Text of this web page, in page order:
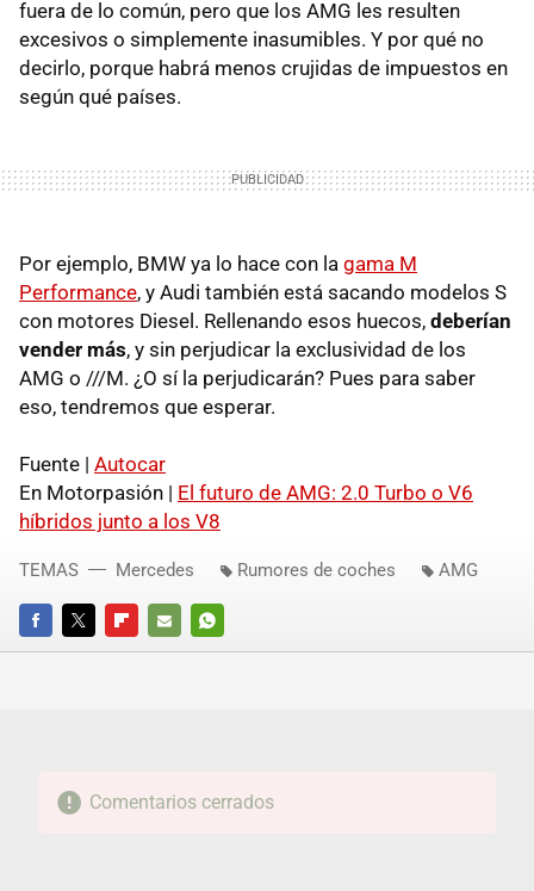
fuera de lo común, pero que los AMG les resulten
excesivos o simplemente inasumibles. Y por qué no
decirlo, porque habrá menos crujidas de impuestos en
según qué países.
Por ejemplo, BMW ya lo hace con la gama M
Performance, y Audi también está sacando modelos S
con motores Diesel. Rellenando esos huecos, deberían
vender más, y sin perjudicar la exclusividad de los
AMG o ///M. ¿O sí la perjudicarán? Pues para saber
eso, tendremos que esperar.
Fuente | Autocar
En Motorpasión | El futuro de AMG: 2.0 Turbo o V6
híbridos junto a los V8
FACEBOOKTWITTERFLIPBOARD
E-
WHATSAPP
TEMAS Mercedes Rumores de coches AMG
Comentarios cerrados